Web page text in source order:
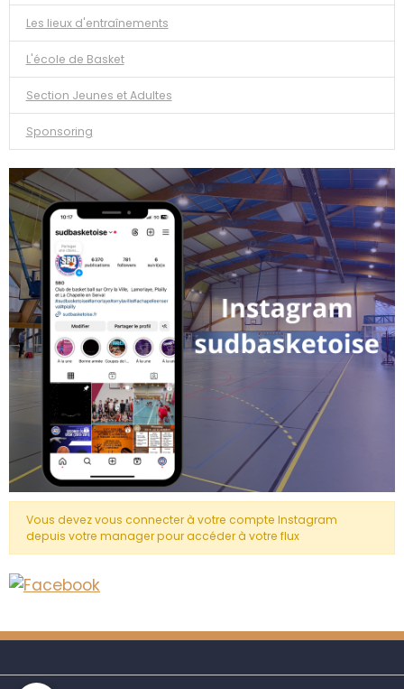
Les lieux d'entraînements
L'école de Basket
Section Jeunes et Adultes
Sponsoring
Vous devez vous connecter à votre compte Instagram
depuis votre manager pour accéder à votre flux